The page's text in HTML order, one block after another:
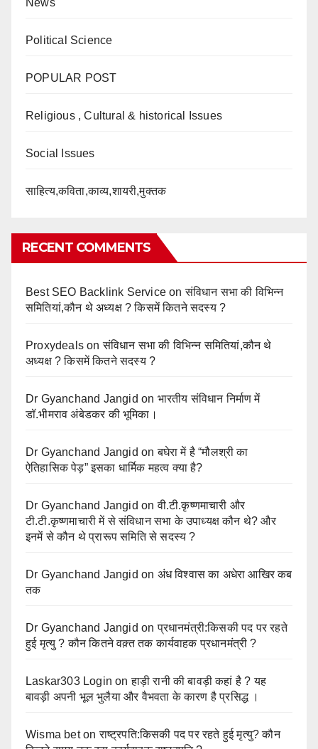
Political Science
POPULAR POST
Religious , Cultural & historical Issues
Social Issues
साहित्य,कविता,काव्य,शायरी,मुक्तक
RECENT COMMENTS
Best SEO Backlink Service onसंविधान सभा की विभिन्न
समितियां,कौन थे अध्यक्ष ? किसमें कितने सदस्य ?
Proxydeals onसंविधान सभा की विभिन्न समितियां,कौन थे
अध्यक्ष ? किसमें कितने सदस्य ?
Dr Gyanchand Jangid on भारतीय संविधान निर्माण में
डॉ.भीमराव अंबेडकर की भूमिका।
Dr Gyanchand Jangid onबघेरा में है “मौलश्री का
ऐतिहासिक पेड़” इसका धार्मिक महत्व क्या है?
Dr Gyanchand Jangid onवी.टी.कृष्णमाचारी और
टी.टी.कृष्णमाचारी में से संविधान सभा के उपाध्यक्ष कौन थे? और
इनमें से कौन थे प्रारूप समिति से सदस्य ?
Dr Gyanchand Jangid on अंध विश्वास का अधेरा आखिर कब
तक
Dr Gyanchand Jangid onप्रधानमंत्री:किसकी पद पर रहते
हुई मृत्यु ? कौन कितने वक़्त तक कार्यवाहक प्रधानमंत्री ?
Laskar303 Login onहाड़ी रानी की बावड़ी कहां है ? यह
बावड़ी अपनी भूल भुलैया और वैभवता के कारण है प्रसिद्ध ।
Wisma betonराष्ट्रपति:किसकी पद पर रहते हुई मृत्यु? कौन